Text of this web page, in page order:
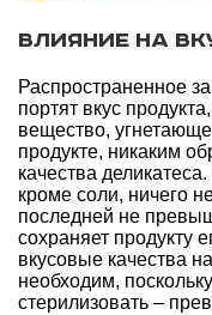
Влияние на
Распространенное
портят вкус
вещество,
продукте, никаким
качества
кроме соли, ничего
последней не
сохраняет продукту
вкусовые качества
необходим,
стерилизовать –